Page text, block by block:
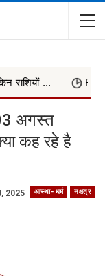
Rashifal
अगस्त
कह रहे है
आस्था- धर्म नक्षत्र
2025